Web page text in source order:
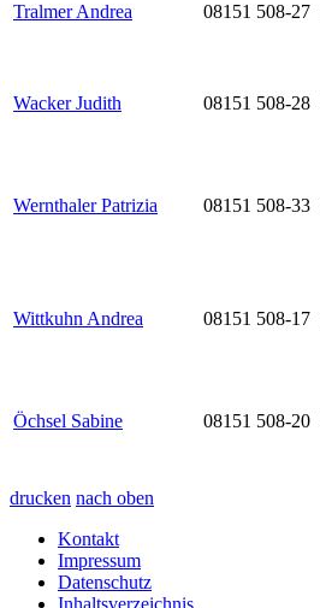
Tralmer Andrea 08151 508-27
Wacker Judith 08151 508-28
Wernthaler Patrizia 08151 508-33
Wittkuhn Andrea 08151 508-17
Öchsel Sabine 08151 508-20
drucken nach oben
Kontakt
Impressum
Datenschutz